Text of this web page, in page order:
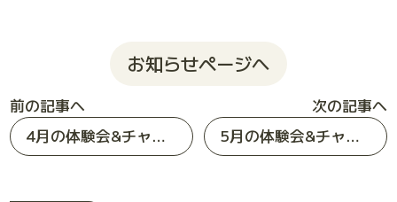
お知らせページへ
前の記事へ
4月の体験会&チャレンジゲーム報告
次の記事へ
5月の体験会&チャレンジゲーム報告